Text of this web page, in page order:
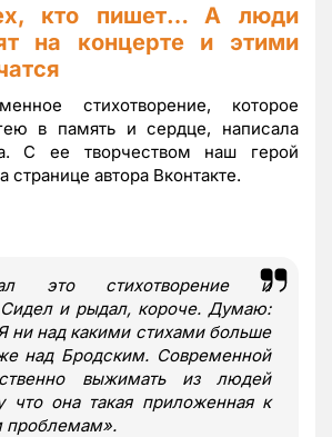
кто пишет… А люди
на концерте и этими
стихотворение, которое
в память и сердце, написала
С ее творчеством наш герой
странице автора Вконтакте.
это стихотворение и
Сидел и рыдал, короче. Думаю:
ни над какими стихами больше
над Бродским. Современной
выжимать из людей
что она такая приложенная к
проблемам».